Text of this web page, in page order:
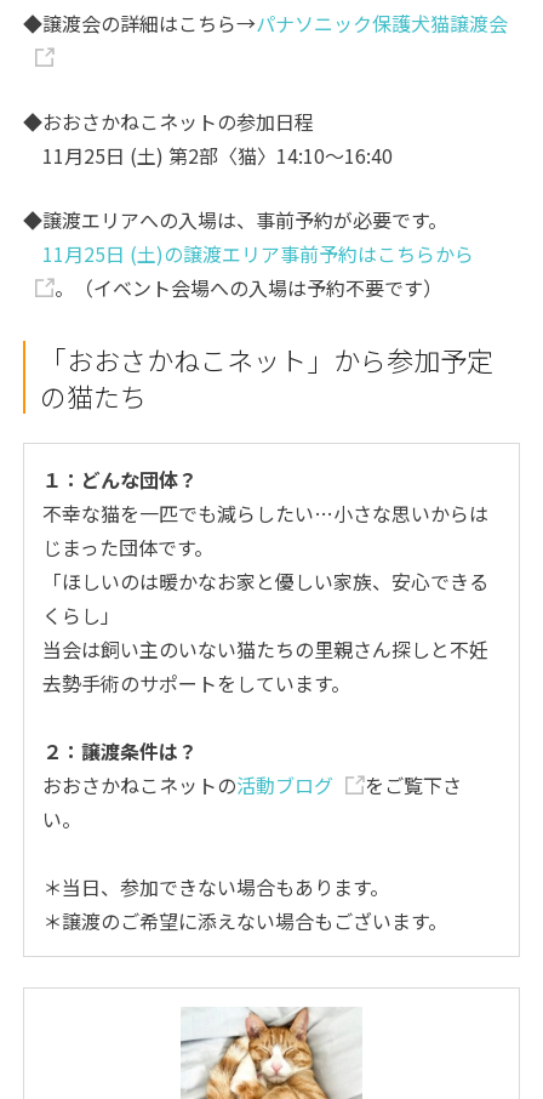
◆譲渡会の詳細はこちら→パナソニック保護犬猫譲渡会
◆おおさかねこネットの参加日程
11月25日 (土) 第2部〈猫〉14:10～16:40
◆譲渡エリアへの入場は、事前予約が必要です。
11月25日 (土)の譲渡エリア事前予約はこちらから
。（イベント会場への入場は予約不要です）
「おおさかねこネット」から参加予定
の猫たち
１：どんな団体？
不幸な猫を一匹でも減らしたい…小さな思いからは
じまった団体です。
「ほしいのは暖かなお家と優しい家族、安心できる
くらし」
当会は飼い主のいない猫たちの里親さん探しと不妊
去勢手術のサポートをしています。
２：譲渡条件は？
おおさかねこネットの活動ブログ
をご覧下さ
い。
＊当日、参加できない場合もあります。
＊譲渡のご希望に添えない場合もございます。